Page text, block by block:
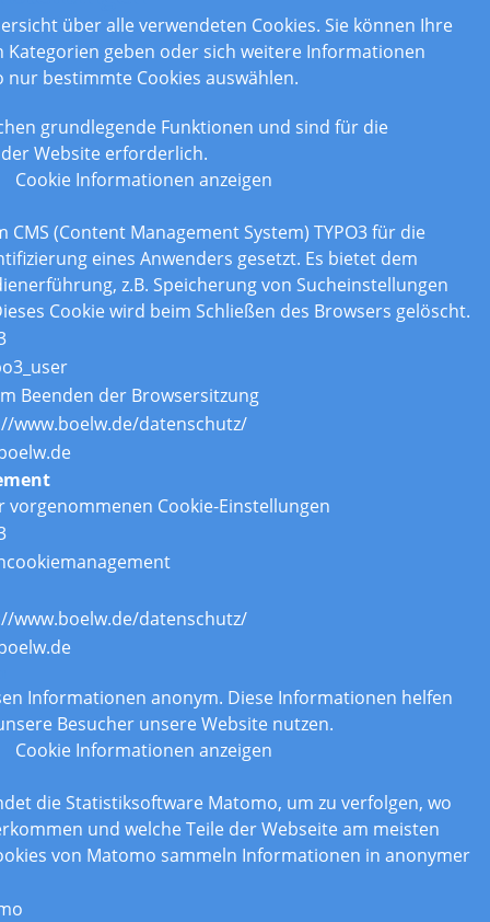
über alle verwendeten Cookies. Sie können Ihre
Kategorien geben oder sich weitere Informationen
nur bestimmte Cookies auswählen.
grundlegende Funktionen und sind für die
Website erforderlich.
Cookie Informationen anzeigen
CMS (Content Management System) TYPO3 für die
eines Anwenders gesetzt. Es bietet dem
z.B. Speicherung von Sucheinstellungen
Cookie wird beim Schließen des Browsers gelöscht.
Beenden der Browsersitzung
www.boelw.de/datenschutz/
vorgenommenen Cookie-Einstellungen
www.boelw.de/datenschutz/
Informationen anonym. Diese Informationen helfen
Besucher unsere Website nutzen.
Cookie Informationen anzeigen
die Statistiksoftware Matomo, um zu verfolgen, wo
und welche Teile der Webseite am meisten
von Matomo sammeln Informationen in anonymer